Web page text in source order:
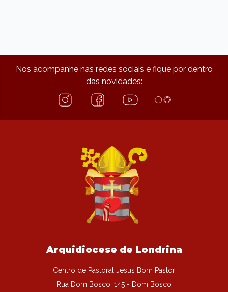
Nos acompanhe nas redes sociais e fique por dentro
das novidades:
Arquidiocese de Londrina
Centro de Pastoral Jesus Bom Pastor
Rua Dom Bosco, 145 - Dom Bosco